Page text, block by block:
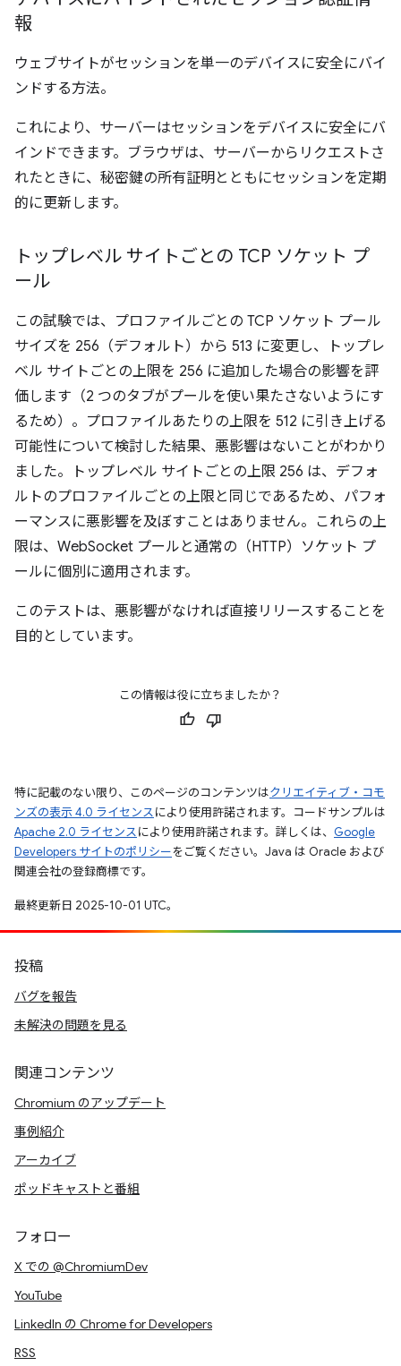
報
ウェブサイトがセッションを単一のデバイスに安全にバイ
ンドする方法。
これにより、サーバーはセッションをデバイスに安全にバ
インドできます。ブラウザは、サーバーからリクエストさ
れたときに、秘密鍵の所有証明とともにセッションを定期
的に更新します。
トップレベル サイトごとの TCP ソケット プ
ール
この試験では、プロファイルごとの TCP ソケット プール
サイズを 256（デフォルト）から 513 に変更し、トップレ
ベル サイトごとの上限を 256 に追加した場合の影響を評
価します（2 つのタブがプールを使い果たさないようにす
るため）。プロファイルあたりの上限を 512 に引き上げる
可能性について検討した結果、悪影響はないことがわかり
ました。トップレベル サイトごとの上限 256 は、デフォ
ルトのプロファイルごとの上限と同じであるため、パフォ
ーマンスに悪影響を及ぼすことはありません。これらの上
限は、WebSocket プールと通常の（HTTP）ソケット プ
ールに個別に適用されます。
このテストは、悪影響がなければ直接リリースすることを
目的としています。
この情報は役に立ちましたか？
特に記載のない限り、このページのコンテンツはクリエイティブ・コモ
ンズの表示 4.0 ライセンスにより使用許諾されます。コードサンプルは
Apache 2.0 ライセンスにより使用許諾されます。詳しくは、 Google
Developers サイトのポリシーをご覧ください。Java は Oracle および
関連会社の登録商標です。
最終更新日 2025-10-01 UTC。
投稿
バグを報告
未解決の問題を見る
関連コンテンツ
Chromium のアップデート
事例紹介
アーカイブ
ポッドキャストと番組
フォロー
X での @ChromiumDev
YouTube
LinkedIn の Chrome for Developers
RSS